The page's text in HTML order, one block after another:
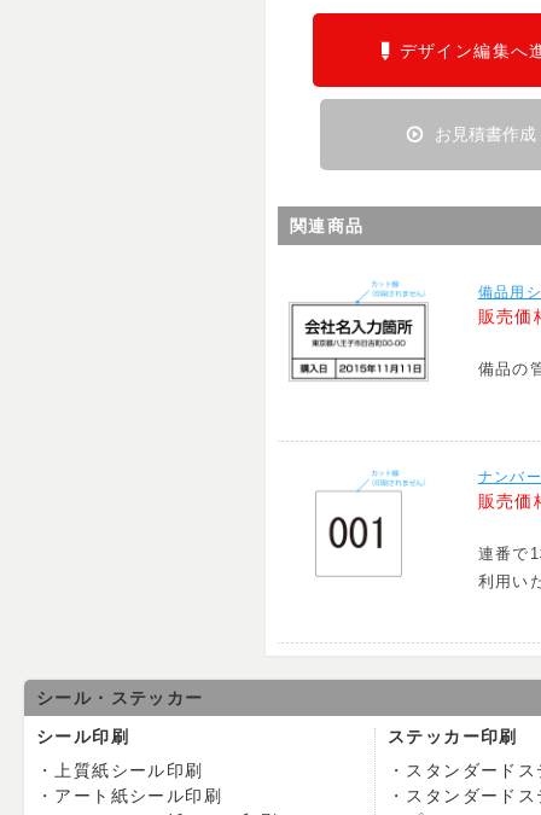
お見積書作成
デザイン編集へ
関連商品
備品用
販売価
備品の
ナンバ
販売価
連番で
利用い
シール・ステッカー
シール印刷
上質紙シール印刷
アート紙シール印刷
ステッカー印刷
スタンダード
スタンダード